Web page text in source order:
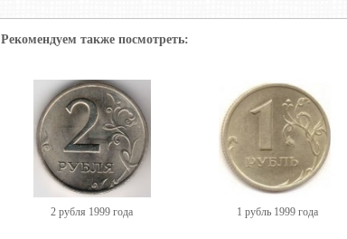
Рекомендуем также посмотреть:
2 рубля 1999 года 1 рубль 1999 года